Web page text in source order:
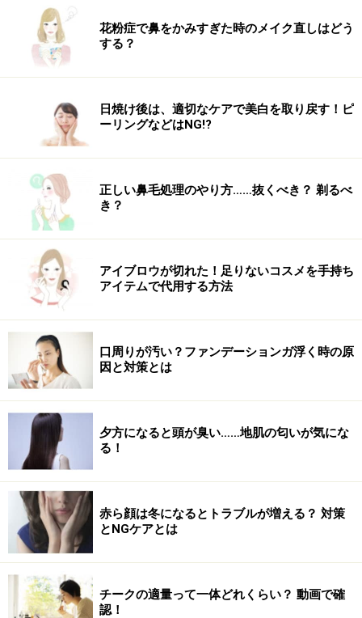
飴玉いたいなガラスかんざし
出典： セミロング浴衣・リボンヘアが主役のお団子アレ
ンジ [浴衣ヘアアレンジ] All About
幼い頃に駄菓子屋で見た大きな飴玉を想わせる、トンボ
玉のかんざし。トンボ玉を使ったヘアアクセは、涼やか
で夏のシーンにぴったりです。寒色の花コサージュを加
えれば、甘すぎない女子っぽさを出せますよ。
バチ型かんざしを使った髪型……カラフルで
和モダンなかんざし
出典： 祭りの髪型に！紐やかんざしに合う簡単セルフア
レンジ [浴衣ヘアアレンジ] All About
かんざしや紐などの和風の髪飾り。浴衣の色や柄に合わ
せて、差し色として使ったり、いくつか組み合わせると
華やかに仕上がります。大きめのものよりも、小さめの
飾りやかんざしがあると、バランスがとりやすく、コー
ディネートしやすいです。
花粉症で鼻をかみすぎた時のメイク直しはどう
する？
日焼け後は、適切なケアで美白を取り戻す！ピ
ーリングなどはNG!?
正しい鼻毛処理のやり方……抜くべき？ 剃るべ
き？
アイブロウが切れた！足りないコスメを手持ち
アイテムで代用する方法
口周りが汚い？ファンデーションガ浮く時の原
因と対策とは
夕方になると頭が臭い……地肌の匂いが気にな
る！
赤ら顔は冬になるとトラブルが増える？ 対策
とNGケアとは
チークの適量って一体どれくらい？ 動画で確
認！